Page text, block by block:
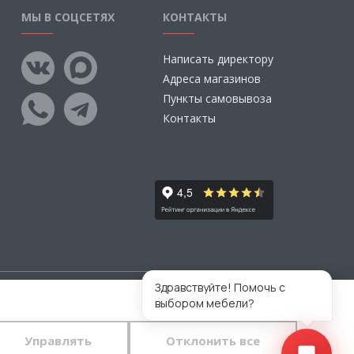
МЫ В СОЦСЕТЯХ КОНТАКТЫ
Написать директору
Адреса магазинов
Пункты самовывоза
Контакты
за размещаемые Пользователями
пользовательского
Управлять Отклонить все
Здравствуйте! Помочь с
выбором мебели?